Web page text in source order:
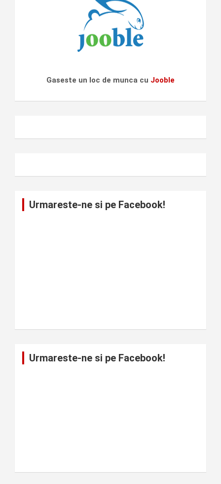
Gaseste un loc de munca cu Jooble
Urmareste-ne si pe Facebook!
Urmareste-ne si pe Facebook!